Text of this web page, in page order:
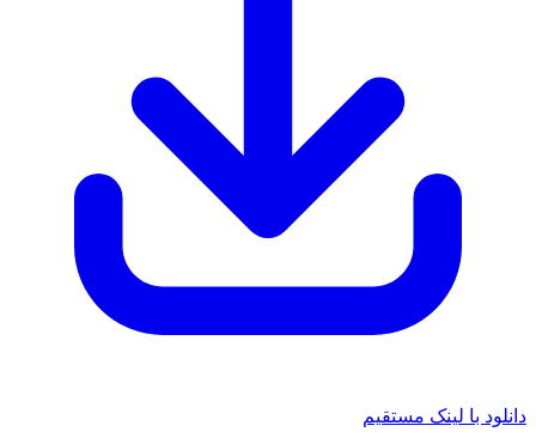
با لینک مستقیم